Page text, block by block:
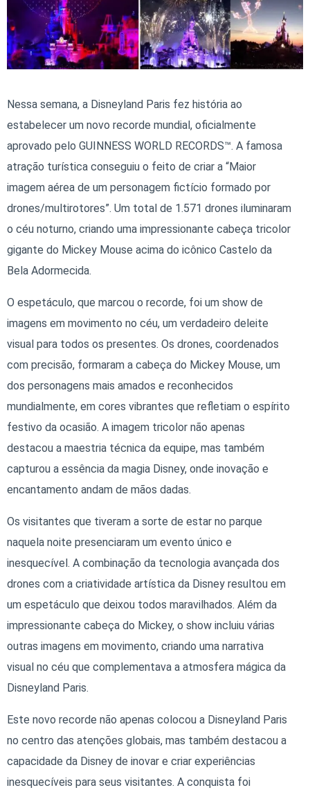
Nessa semana, a Disneyland Paris fez história ao
estabelecer um novo recorde mundial, oficialmente
aprovado pelo GUINNESS WORLD RECORDS™. A famosa
atração turística conseguiu o feito de criar a “Maior
imagem aérea de um personagem fictício formado por
drones/multirotores”. Um total de 1.571 drones iluminaram
o céu noturno, criando uma impressionante cabeça tricolor
gigante do Mickey Mouse acima do icônico Castelo da
Bela Adormecida.
O espetáculo, que marcou o recorde, foi um show de
imagens em movimento no céu, um verdadeiro deleite
visual para todos os presentes. Os drones, coordenados
com precisão, formaram a cabeça do Mickey Mouse, um
dos personagens mais amados e reconhecidos
mundialmente, em cores vibrantes que refletiam o espírito
festivo da ocasião. A imagem tricolor não apenas
destacou a maestria técnica da equipe, mas também
capturou a essência da magia Disney, onde inovação e
encantamento andam de mãos dadas.
Os visitantes que tiveram a sorte de estar no parque
naquela noite presenciaram um evento único e
inesquecível. A combinação da tecnologia avançada dos
drones com a criatividade artística da Disney resultou em
um espetáculo que deixou todos maravilhados. Além da
impressionante cabeça do Mickey, o show incluiu várias
outras imagens em movimento, criando uma narrativa
visual no céu que complementava a atmosfera mágica da
Disneyland Paris.
Este novo recorde não apenas colocou a Disneyland Paris
no centro das atenções globais, mas também destacou a
capacidade da Disney de inovar e criar experiências
inesquecíveis para seus visitantes. A conquista foi